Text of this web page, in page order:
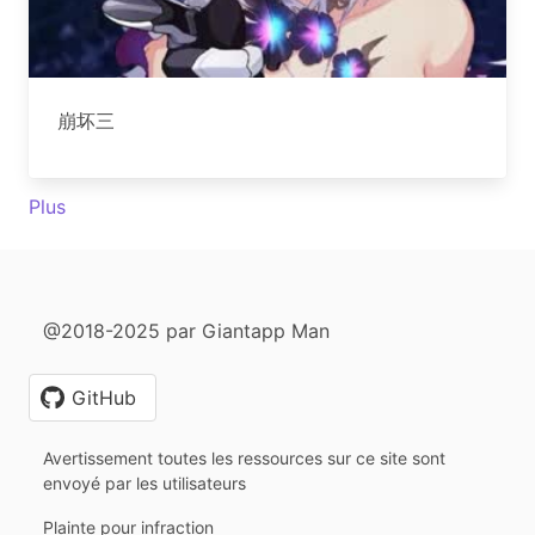
崩坏三
Plus
@2018-2025 par Giantapp Man
GitHub
Avertissement toutes les ressources sur ce site sont
envoyé par les utilisateurs
Plainte pour infraction